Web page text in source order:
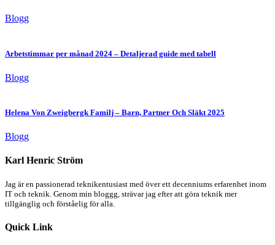
Blogg
Arbetstimmar per månad 2024 – Detaljerad guide med tabell
Blogg
Helena Von Zweigbergk Familj – Barn, Partner Och Släkt 2025
Blogg
Karl Henric Ström
Jag är en passionerad teknikentusiast med över ett decenniums erfarenhet inom
IT och teknik. Genom min bloggg, strävar jag efter att göra teknik mer
tillgänglig och förståelig för alla.
Quick Link